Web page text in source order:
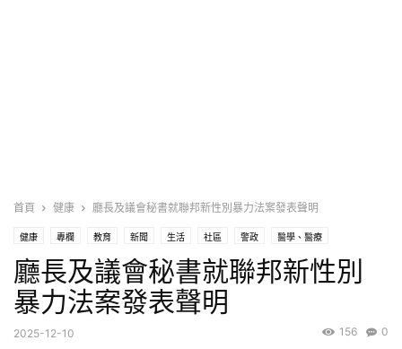
首頁 健康 廳長及議會秘書就聯邦新性別暴力法案發表聲明
健康 專欄 教育 新聞 生活 社區 警政 醫學、醫療
醫療、衛生
廳長及議會秘書就聯邦新性別
暴力法案發表聲明
2025-12-10 0
156